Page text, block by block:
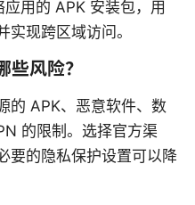
用的 APK 安装包，用
现跨区域访问。
风险？
的 APK、恶意软件、数
的限制。选择官方渠
要的隐私保护设置可以降